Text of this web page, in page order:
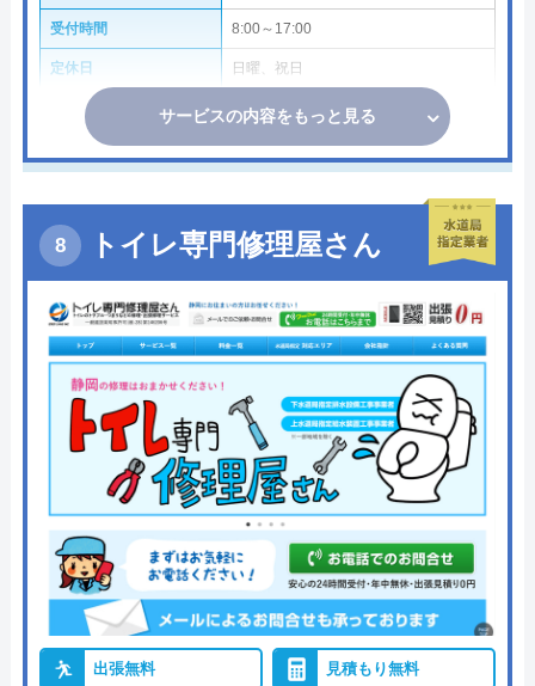
受付時間 8:00～17:00
定休日 日曜、祝日
サービスの内容をもっと見る
トイレ専門修理屋さん
出張無料 見積もり無料